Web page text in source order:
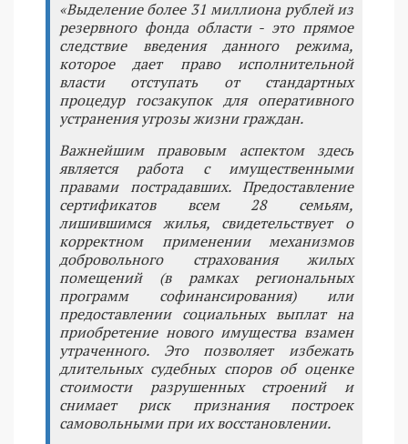
«Выделение более 31 миллиона рублей из
резервного фонда области - это прямое
следствие введения данного режима,
которое дает право исполнительной
власти отступать от стандартных
процедур госзакупок для оперативного
устранения угрозы жизни граждан.
Важнейшим правовым аспектом здесь
является работа с имущественными
правами пострадавших. Предоставление
сертификатов всем 28 семьям,
лишившимся жилья, свидетельствует о
корректном применении механизмов
добровольного страхования жилых
помещений (в рамках региональных
программ софинансирования) или
предоставлении социальных выплат на
приобретение нового имущества взамен
утраченного. Это позволяет избежать
длительных судебных споров об оценке
стоимости разрушенных строений и
снимает риск признания построек
самовольными при их восстановлении.